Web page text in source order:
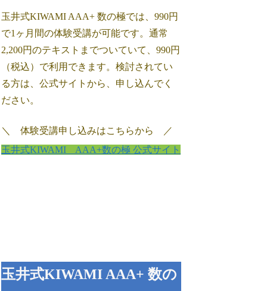
玉井式KIWAMI AAA+ 数の極では、990円
で1ヶ月間の体験受講が可能です。通常
2,200円のテキストまでついていて、990円
（税込）で利用できます。検討されてい
る方は、公式サイトから、申し込んでく
ださい。
＼ 体験受講申し込みはこちらから ／
玉井式KIWAMI AAA+数の極 公式サイト
玉井式KIWAMI AAA+ 数の